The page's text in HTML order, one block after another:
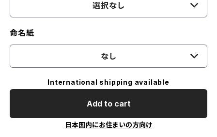
選択なし
命名紙
なし
International shipping available
Add to cart
日本国内にお住まいの方向け